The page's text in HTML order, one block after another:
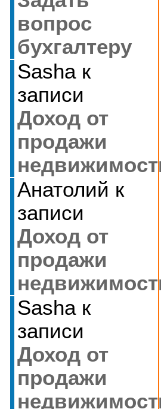
вопрос
бухгалтеру
Sashaк
записи
Доход от
продажи
Анатолий к
записи
Доход от
продажи
Sashaк
записи
Доход от
продажи